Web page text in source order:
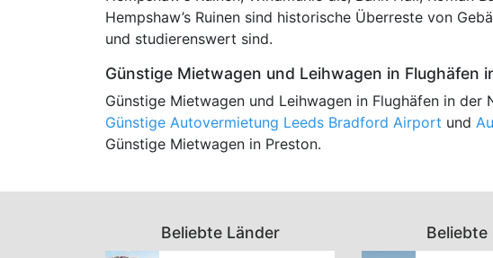
Hempshaw’s Ruinen sind historische Überreste von
und studierenswert sind.
Günstige Mietwagen und Leihwagen in Flughäfen
Günstige Mietwagen und Leihwagen in Flughäfen in der
Günstige Autovermietung Leeds Bradford Airport und
Günstige Mietwagen in Preston.
Beliebte Länder Beliebte